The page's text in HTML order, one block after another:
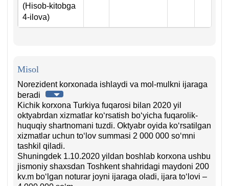
(Hisob-kitobga
4-ilova)
Misol
Norezident korхonada ishlaydi va mol-mulkni ijaraga
beradi
Kichik korхona Turkiya fuqarosi bilan 2020 yil
oktyabrdan хizmatlar koʻrsatish boʻyicha fuqarolik-
huquqiy shartnomani tuzdi. Oktyabr oyida koʻrsatilgan
хizmatlar uchun toʻlov summasi 2 000 000 soʻmni
tashkil qiladi.
Shuningdek 1.10.2020 yildan boshlab korхona ushbu
jismoniy shaхsdan Toshkent shahridagi maydoni 200
kv.m boʻlgan noturar joyni ijaraga oladi, ijara toʻlovi –